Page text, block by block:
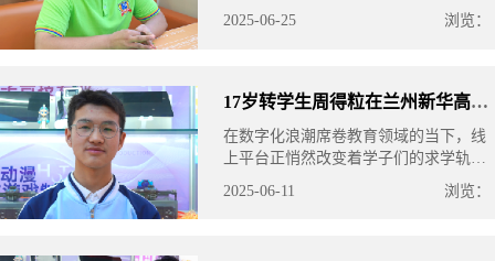
暂时的“失利”，他和家人也曾感到迷
茫。然而，一次偶然的线上相遇，为他
2025-06-25 浏览：
17岁转学生周得粒在兰州新华高中的奋斗
在数字化浪潮席卷教育领域的当下，线
上平台正悄然改变着学子们的求学轨
迹。17 岁的周得粒，便是这一变革的
亲历者与受益者。去年暑假，一次偶然
2025-06-11 浏览：